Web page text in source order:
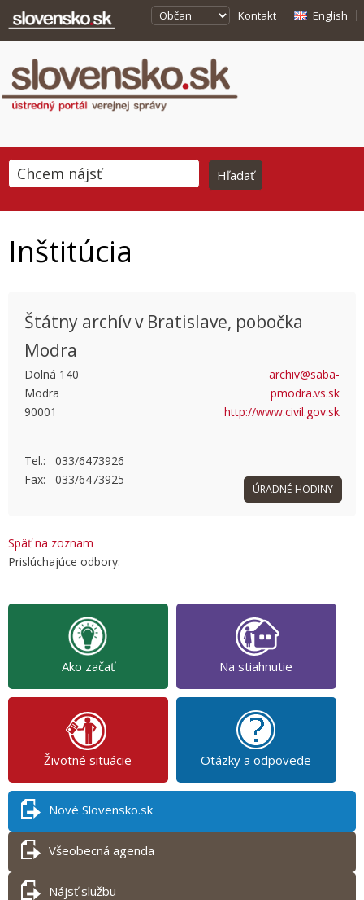
Kontakt English
Inštitúcia
OK
Štátny archív v Bratislave, pobočka
Modra
Dolná 140
Modra
90001
archiv@saba-
pmodra.vs.sk
http://www.civil.gov.sk
Tel.: 033/6473926
Fax: 033/6473925
ÚRADNÉ HODINY
Späť na zoznam
Prislúchajúce odbory:
Ako začať Na stiahnutie
Životné situácie Otázky a odpovede
Nové Slovensko.sk
Všeobecná agenda
Nájsť službu